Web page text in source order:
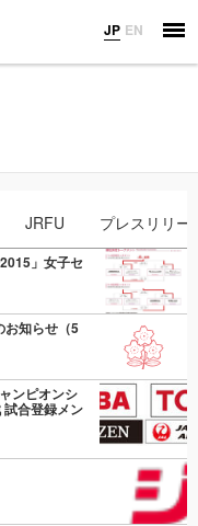
JP EN
JRFU プレスリリー
」女子セ
お知らせ（5
ンピオンシ
合登録メン